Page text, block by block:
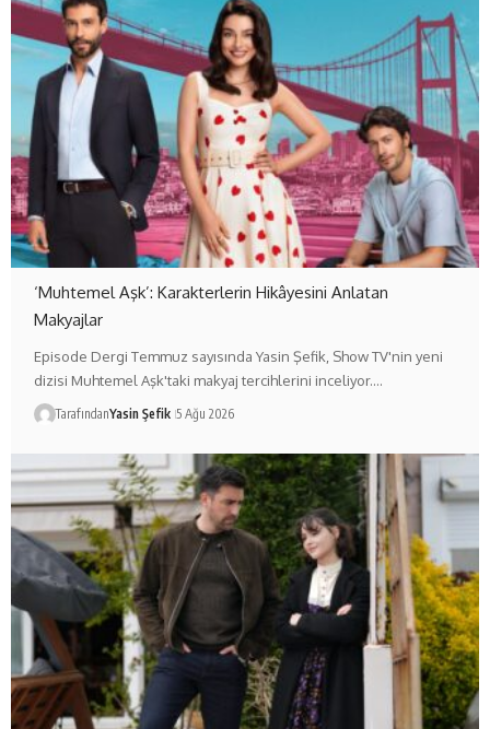
‘Muhtemel Aşk’: Karakterlerin Hikâyesini Anlatan
Makyajlar
Episode Dergi Temmuz sayısında Yasin Şefik, Show TV'nin yeni
dizisi Muhtemel Aşk'taki makyaj tercihlerini inceliyor.…
TarafındanYasin Şefik 5 Ağu 2026